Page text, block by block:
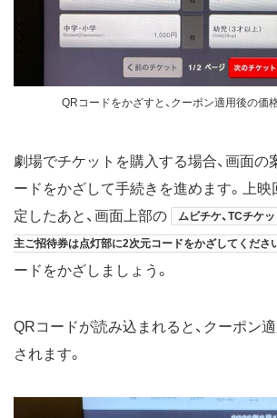
QRコードをかざすと、クーポン適用後の価
劇場でチケットを購入する場合、画面の
ードをかざして手続きを進めます。上
定したあと、画面上部の
ムビチケ、TCチケ
主ご招待券は点灯部に2次元コードをかざしてくださ
ードをかざしましょう。
QRコードが読み込まれると、クーポン
されます。